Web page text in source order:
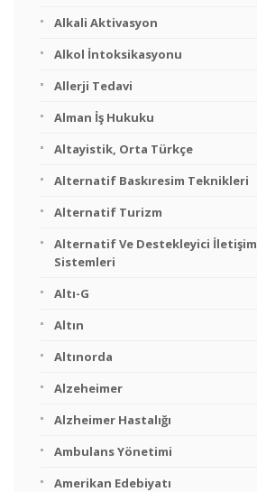
Alkali Aktivasyon
Alkol İntoksikasyonu
Allerji Tedavi
Alman İş Hukuku
Altayistik, Orta Türkçe
Alternatif Baskıresim Teknikleri
Alternatif Turizm
Alternatif Ve Destekleyici İletişim
Sistemleri
Altı-G
Altın
Altınorda
Alzeheimer
Alzheimer Hastalığı
Ambulans Yönetimi
Amerikan Edebiyatı